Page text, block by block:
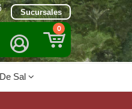
Sucursales
0

De Sal